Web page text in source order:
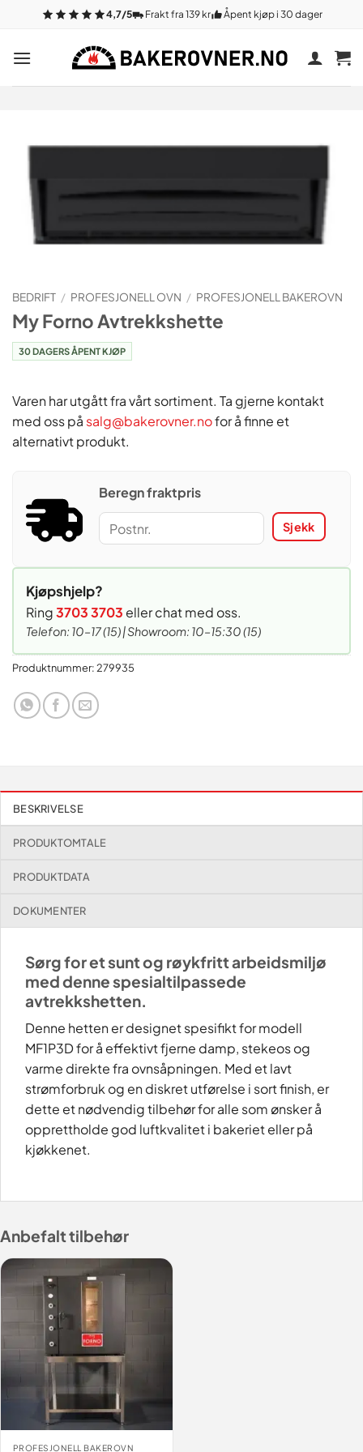
innhold
4,7/5 Frakt fra 139 kr Åpent kjøp i 30 dager
BEDRIFT / PROFESJONELL OVN / PROFESJONELL BAKEROVN
My Forno Avtrekkshette
30 DAGERS ÅPENT KJØP
Varen har utgått fra vårt sortiment. Ta gjerne kontakt
med oss på salg@bakerovner.nofor å finne et
alternativt produkt.
Beregn fraktpris
Sjekk
Kjøpshjelp?
Ring3703 3703 eller chat med oss.
Telefon: 10–17 (15) | Showroom: 10–15:30 (15)
Produktnummer:279935
BESKRIVELSE
PRODUKTOMTALE
PRODUKTDATA
DOKUMENTER
Sørg for et sunt og røykfritt arbeidsmiljø
med denne spesialtilpassede
avtrekkshetten.
Denne hetten er designet spesifikt for modell
MF1P3D for å effektivt fjerne damp, stekeos og
varme direkte fra ovnsåpningen. Med et lavt
strømforbruk og en diskret utførelse i sort finish, er
dette et nødvendig tilbehør for alle som ønsker å
opprettholde god luftkvalitet i bakeriet eller på
kjøkkenet.
Anbefalt tilbehør
PROFESJONELL BAKEROVN